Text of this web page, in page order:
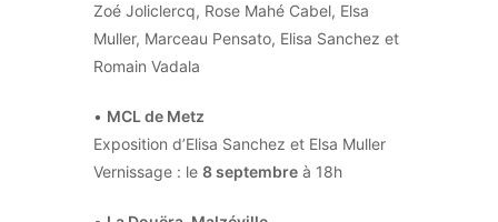
Zoé Joliclercq, Rose Mahé Cabel, Elsa
Muller, Marceau Pensato, Elisa Sanchez et
Romain Vadala
• MCL de Metz
Exposition d’Elisa Sanchez et Elsa Muller
Vernissage : le 8 septembre à 18h